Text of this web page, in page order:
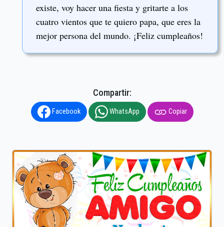
existe, voy hacer una fiesta y gritarte a los
cuatro vientos que te quiero papa, que eres la
mejor persona del mundo. ¡Feliz cumpleaños!
Compartir:
Facebook WhatsApp Copiar